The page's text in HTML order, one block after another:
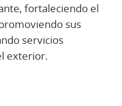
fortaleciendo el
sus
servicios
exterior.